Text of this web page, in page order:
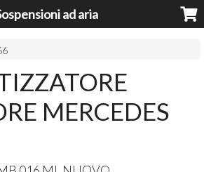
ad aria
MERCEDES